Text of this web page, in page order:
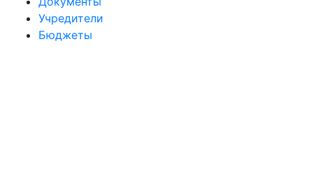
Учредители
Бюджеты